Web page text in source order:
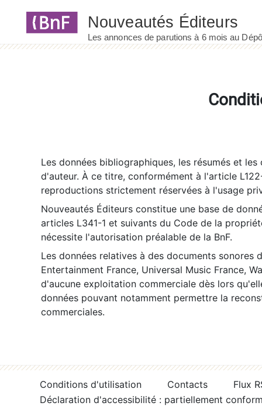
Les données bibliographiques, les résumés et
d'auteur. À ce titre, conformément à l'article
reproductions strictement réservées à l'usage
Nouveautés Éditeurs constitue une base de
articles L341-1 et suivants du Code de la
nécessite l'autorisation préalable de la BnF.
Les données relatives à des documents sonores
Entertainment France, Universal Music France,
d'aucune exploitation commerciale dès lors
données pouvant notamment permettre la
commerciales.
Conditions d'utilisation Contacts
Flux
Déclaration d'accessibilité : partiellement